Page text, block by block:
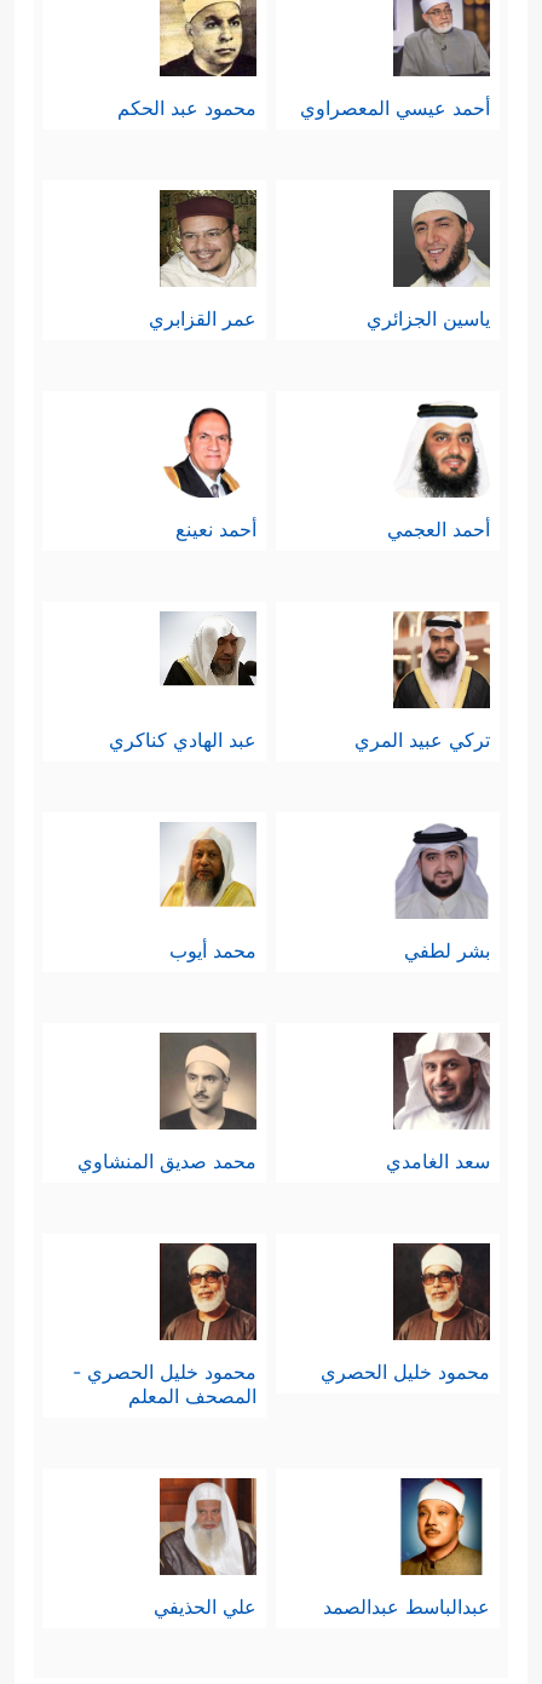
أحمد عيسي المعصراوي محمود عبد الحكم
ياسين الجزائري عمر القزابري
أحمد العجمي أحمد نعينع
تركي عبيد المري عبد الهادي كناكري
بشر لطفي محمد أيوب
سعد الغامدي محمد صديق المنشاوي
محمود خليل الحصري
محمود خليل الحصري -
المصحف المعلم
عبدالباسط عبدالصمد علي الحذيفي